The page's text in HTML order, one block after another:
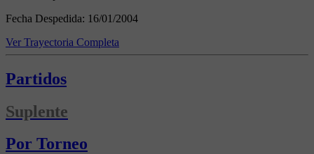
Fecha Despedida: 16/01/2004
Ver Trayectoria Completa
Partidos
Suplente
Por Torneo